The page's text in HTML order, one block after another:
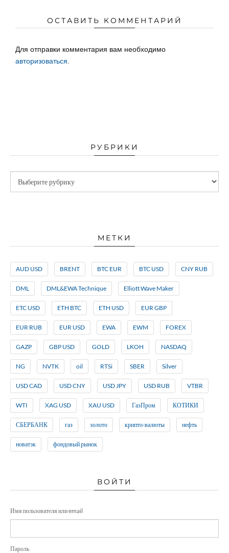
ОСТАВИТЬ КОММЕНТАРИЙ
Для отправки комментария вам необходимо
авторизоваться.
РУБРИКИ
МЕТКИ
AUD USD BRENT BTC EUR BTC USD CNY RUB
DML DML&EWA Technique Elliott Wave Maker
ETC USD ETH BTC ETH USD EUR GBP
EUR RUB EUR USD EWA EWM FOREX
GAZP GBP USD GOLD LKOH NASDAQ
NG NVTK oil RTSi SBER Silver
USD CAD USD CNY USD JPY USD RUB VTBR
WTI XAG USD XAU USD ГазПром КОТИКИ
СБЕРБАНК газ золото крипто-валюты нефть
новатэк фондовый рынок
ВОЙТИ
Имя пользователя или email
Пароль